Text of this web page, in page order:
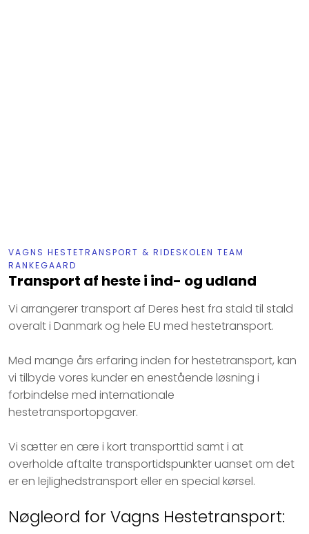
​VAGNS HESTETRANSPORT & RIDESKOLEN TEAM
RANKEGAARD
Transport af heste i ind- og udland
Vi arrangerer transport af Deres hest fra stald til stald
overalt i Danmark og hele EU med hestetransport.
Med mange års erfaring inden for hestetransport, kan
vi tilbyde vores kunder en enestående løsning i
forbindelse med internationale
hestetransportopgaver.
Vi sætter en ære i kort transporttid samt i at
overholde aftalte transportidspunkter uanset om det
er en lejlighedstransport eller en special kørsel.
​Nøgleord for Vagns Hestetransport:​